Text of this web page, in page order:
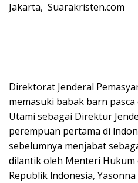
Jakarta, Suarakristen.com
Direktorat Jenderal
memasuki babak barn
Utami sebagai Direktur
perempuan pertama di
sebelumnya menjabat
dilantik oleh Menteri Hukum
Republik lndonesia,